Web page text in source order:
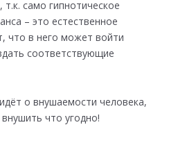
само гипнотическое
– это естественное
что в него может войти
соответствующие
о внушаемости человека,
что угодно!